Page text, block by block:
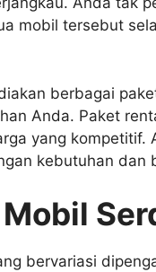
mobil tersebut
berbagai
Anda. Paket
yang
kebutuhan dan
bervariasi